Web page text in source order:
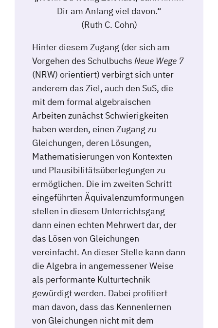
Dir am Anfang viel davon.“
(Ruth C. Cohn)
Hinter diesem Zugang (der sich am
Vorgehen des SchulbuchsNeue Wege 7
(NRW) orientiert) verbirgt sich unter
anderem das Ziel, auch den SuS, die
mit dem formal algebraischen
Arbeiten zunächst Schwierigkeiten
haben werden, einen Zugang zu
Gleichungen, deren Lösungen,
Mathematisierungen von Kontexten
und Plausibilitätsüberlegungen zu
ermöglichen. Die im zweiten Schritt
eingeführten Äquivalenzumformungen
stellen in diesem Unterrichtsgang
dann einen echten Mehrwert dar, der
das Lösen von Gleichungen
vereinfacht. An dieser Stelle kann dann
die Algebra in angemessener Weise
als performante Kulturtechnik
gewürdigt werden. Dabei profitiert
man davon, dass das Kennenlernen
von Gleichungen nicht mit dem